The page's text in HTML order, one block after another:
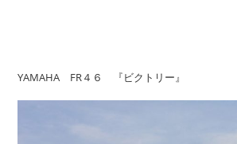
YAMAHA FR４６ 『ビクトリー』